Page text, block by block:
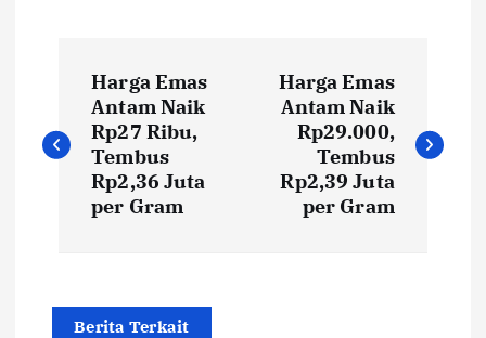
o
s
Harga Emas
Antam Naik
Rp27 Ribu,
Tembus
Rp2,36 Juta
per Gram
Harga Emas
Antam Naik
Rp29.000,
Tembus
Rp2,39 Juta
per Gram
Berita Terkait